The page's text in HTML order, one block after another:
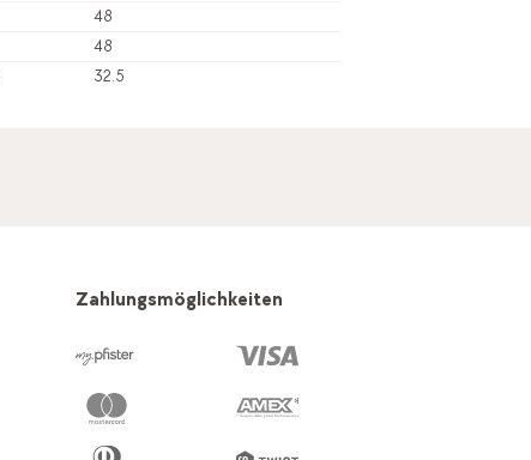
48
48
32.5
Zahlungsmöglichkeiten